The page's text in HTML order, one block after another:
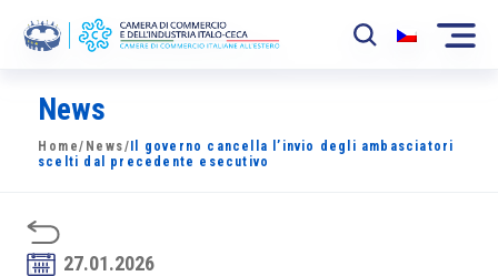
La Camera
News
Sviluppo Mercato
News
Home/ News/ Il governo cancella l’invio degli ambasciatori
scelti dal precedente esecutivo
27.01.2026